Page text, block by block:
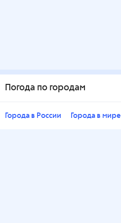
Погода по городам
Города в России Города в мире